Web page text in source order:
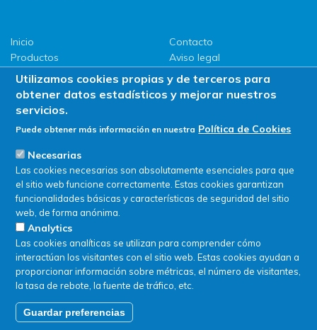
Inicio
Productos
LLG
Promociones
ServiSAT
Contacto
Aviso legal
Política de privacidad
Política de Cookies
Utilizamos cookies propias y de terceros para
obtener datos estadísticos y mejorar nuestros
servicios.
Puede obtener más información en nuestra Política de Cookies
Necesarias
Las cookies necesarias son absolutamente esenciales para que
el sitio web funcione correctamente. Estas cookies garantizan
funcionalidades básicas y características de seguridad del sitio
web, de forma anónima.
Analytics
Las cookies analíticas se utilizan para comprender cómo
interactúan los visitantes con el sitio web. Estas cookies ayudan a
proporcionar información sobre métricas, el número de visitantes,
la tasa de rebote, la fuente de tráfico, etc.
Guardar preferencias